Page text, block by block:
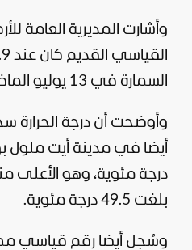
وأشارت المديرية العامة
السمارة في 13 يوليو الماضي.
وأوضحت أن درجة الحرارة
بلغت 49.5 درجة مئوية.
وسُجل أيضا رقم قياسي